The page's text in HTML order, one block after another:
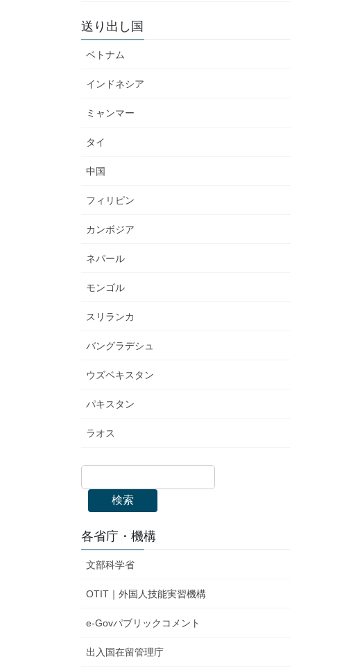
送り出し国
ベトナム
インドネシア
ミャンマー
タイ
中国
フィリピン
カンボジア
ネパール
モンゴル
スリランカ
バングラデシュ
ウズベキスタン
パキスタン
ラオス
検索
各省庁・機構
文部科学省
OTIT｜外国人技能実習機構
e-Govパブリックコメント
出入国在留管理庁